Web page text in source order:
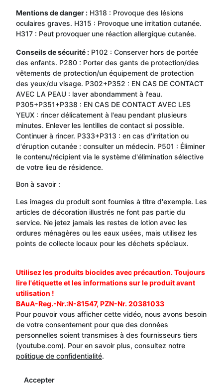
Mentions de danger : H318 : Provoque des lésions
oculaires graves. H315 : Provoque une irritation cutanée.
H317 : Peut provoquer une réaction allergique cutanée.
Conseils de sécurité : P102 : Conserver hors de portée
des enfants. P280 : Porter des gants de protection/des
vêtements de protection/un équipement de protection
des yeux/du visage. P302+P352 : EN CAS DE CONTACT
AVEC LA PEAU : laver abondamment à l'eau.
P305+P351+P338 : EN CAS DE CONTACT AVEC LES
YEUX : rincer délicatement à l'eau pendant plusieurs
minutes. Enlever les lentilles de contact si possible.
Continuer à rincer. P333+P313 : en cas d'irritation ou
d'éruption cutanée : consulter un médecin. P501 : Éliminer
le contenu/récipient via le système d'élimination sélective
de votre lieu de résidence.
Bon à savoir :
Les images du produit sont fournies à titre d'exemple. Les
articles de décoration illustrés ne font pas partie du
service. Ne jetez jamais les restes de lotion avec les
ordures ménagères ou les eaux usées, mais utilisez les
points de collecte locaux pour les déchets spéciaux.
Utilisez les produits biocides avec précaution. Toujours
lire l'étiquette et les informations sur le produit avant
utilisation !
BAuA-Reg.-Nr.:N-81547, PZN-Nr. 20381033
Pour pouvoir vous afficher cette vidéo, nous avons besoin
de votre consentement pour que des données
personnelles soient transmises à des fournisseurs tiers
(youtube.com). Pour en savoir plus, consultez notre
politique de confidentialité.
Accepter